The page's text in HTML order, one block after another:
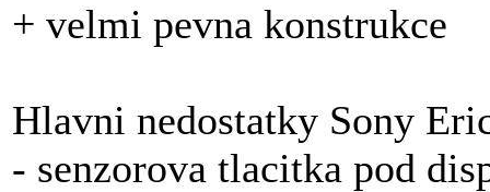
+ velmi pevna konstrukce
Hlavni nedostatky Sony
- senzorova tlacitka pod